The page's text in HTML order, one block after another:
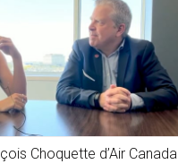
Choquette d’Air Canada